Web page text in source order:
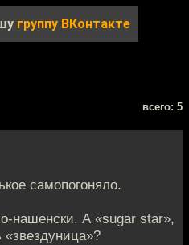
группу ВКонтакте
всего: 5
самопогоняло.
нашенски. А «sugar star»,
«звездуница»?